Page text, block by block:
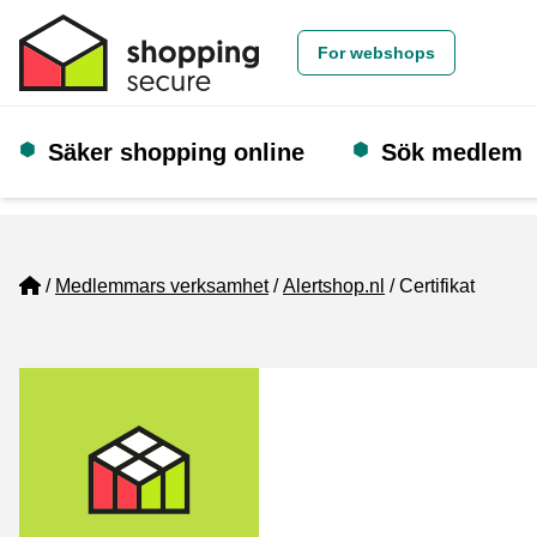
For webshops
Säker shopping online Sök medlem
Home
Medlemmars verksamhet Alertshop.nl Certifikat